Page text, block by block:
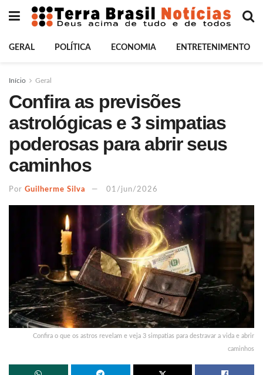
GERAL POLÍTICA ECONOMIA ENTRETENIMENTO
Início Geral
Confira as previsões
astrológicas e 3 simpatias
poderosas para abrir seus
caminhos
Por Guilherme Silva 01/jun/2026
Confira o que os astros revelam e veja 3 simpatias para destravar a vida e abrir
caminhos